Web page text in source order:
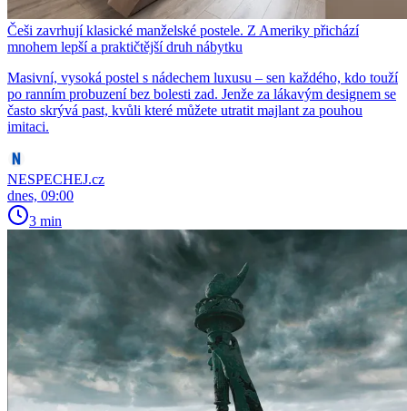
Češi zavrhují klasické manželské postele. Z Ameriky přichází
mnohem lepší a praktičtější druh nábytku
Masivní, vysoká postel s nádechem luxusu – sen každého, kdo touží
po ranním probuzení bez bolesti zad. Jenže za lákavým designem se
často skrývá past, kvůli které můžete utratit majlant za pouhou
imitaci.
NESPECHEJ.cz
dnes, 09:00
3 min